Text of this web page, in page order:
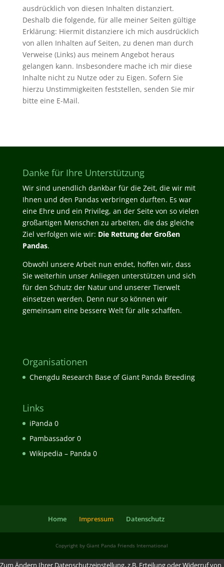
ausdrücklich von diesen Inhalten distanziert.
Deshalb die folgende, für alle meiner Seiten gültige
Erklärung: Hiermit distanziere ich mich ausdrücklich
von allen Inhalten auf Seiten, zu denen man durch
Verweise (Links) aus meinem Angebot heraus
gelangen kann. Insbesondere mache ich mir diese
Inhalte nicht zu Nutze oder zu Eigen. Sofern Sie
hierzu Unstimmigkeiten feststellen, senden Sie mir
bitte eine E-Mail.
Danke für Ihre Unterstützung
Wir sind unendlich dankbar für die Zeit, die wir mit
Ihnen und den Pandas verbringen durften. Es war
eine Ehre und ein Privileg, an der Seite von so vielen
großartigen Menschen zu arbeiten, die das gleiche
Ziel verfolgen wie wir: Die Rettung der Großen
Pandas.
Obwohl unsere Arbeit nun endet, hoffen wir, dass
Sie weiterhin unser Anliegen unterstützen und sich
für den Schutz der Natur und unserer Tierwelt
einsetzen werden. Denn nur so können wir
gemeinsam eine bessere Welt für alle schaffen.
Organisationen
Chengdu Research Base of Giant Panda Breeding
Links
iPanda 0
Pambassador0
Wikipedia – Panda 0
Home Impressum Datenschutz
Copyright by Giant Panda Friends International
Zum Ändern Ihrer Datenschutzeinstellung, z.B. Erteilung oder Widerruf von